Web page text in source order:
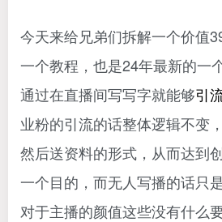
今天来给兄弟们拆解一个价值
一个教程，也是24年最新的一
通过在直播间写写字就能够引
业粉的引流的话整体逻辑不变
然后送资料的形式，从而达到
一个目的，而无人写播的话只
对于主播的颜值这些没有什么